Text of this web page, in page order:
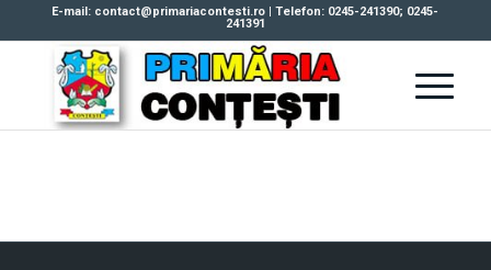
E-mail: contact@primariacontesti.ro | Telefon: 0245-241390; 0245-
241391